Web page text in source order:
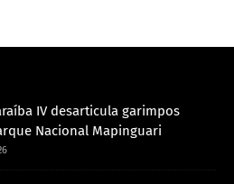
IV desarticula garimpos
Nacional Mapinguari